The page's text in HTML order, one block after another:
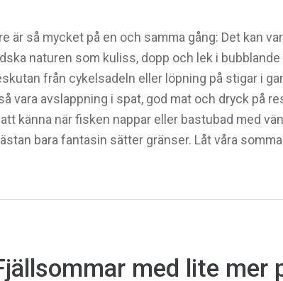
är så mycket på en och samma gång: Det kan
naturen som kuliss, dopp och lek i
från cykelsadeln eller löpning på stigar i
vara avslappning i spat, god mat och dryck på
känna när fisken nappar eller bastubad med
bara fantasin sätter gränser. Låt våra
med lite mer